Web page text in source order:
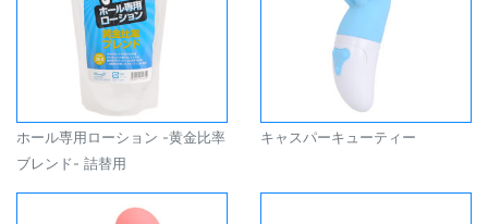
ホール専用ローション -黄金比率
ブレンド- 詰替用
キャスパーキューティー